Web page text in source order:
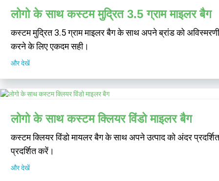
लोगो के साथ कस्टम मुद्रित 3.5 ग्राम माइलर बैग
कस्टम मुद्रित 3.5 ग्राम माइलर बैग के साथ अपने ब्रांड को
करने के लिए एकदम सही।
और देखें
लोगो के साथ कस्टम क्लियर विंडो माइलर बैग
कस्टम क्लियर विंडो मायलर बैग के साथ अपने उत्पाद को अंदर
प्रदर्शित करें।
और देखें